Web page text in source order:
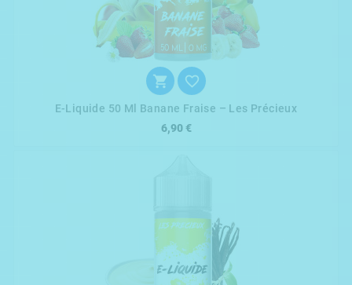
 
E-Liquide 50 Ml Banane Fraise – Les Précieux
6,90 €